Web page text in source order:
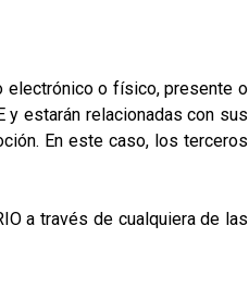
electrónico o físico, presente o
y estarán relacionadas con sus
En este caso, los terceros
a través de cualquiera de las